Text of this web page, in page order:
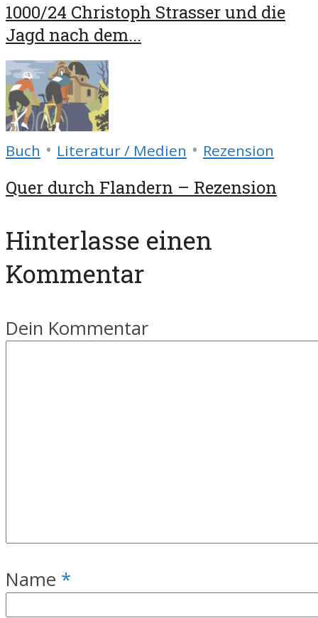
1000/24 Christoph Strasser und die
Jagd nach dem...
Buch • Literatur / Medien • Rezension
Quer durch Flandern – Rezension
Hinterlasse einen
Kommentar
Dein Kommentar
Name *